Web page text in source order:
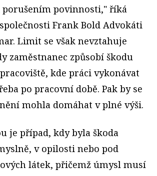
porušením povinnosti," říká
Frank Bold Advokáti
Limit se však nevztahuje
zaměstnanec způsobí škodu
kde práci vykonávat
po pracovní době. Pak by se
mohla domáhat v plné výši.
je případ, kdy byla škoda
v opilosti nebo pod
látek, přičemž úmysl musí